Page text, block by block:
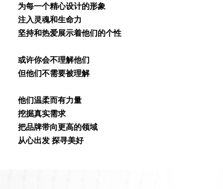
为每⼀个精⼼设计的形象
注⼊灵魂和⽣命⼒
坚持和热爱展⽰着他们的个性
或许你会不理解他们
但他们不需要被理解
他们温柔⽽有⼒量
挖掘真实需求
把品牌带向更⾼的领域
从⼼出发 探寻美好